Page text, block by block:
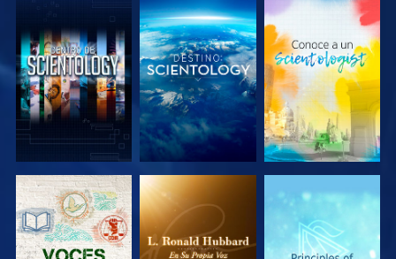
EXPLORA LAS
SERIES
EXPLORA LAS
SERIES
EXPLORA LAS
SERIES